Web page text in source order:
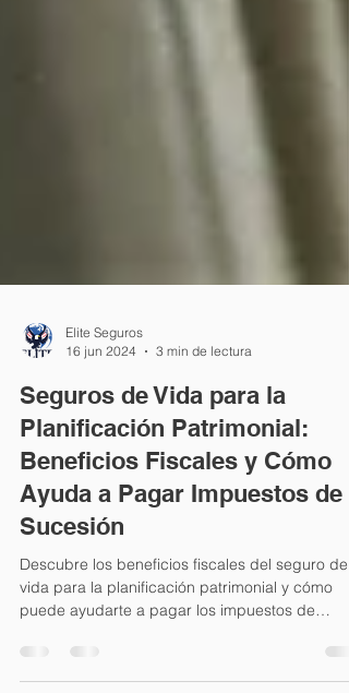
16 jun 2024
3 min de lectura
Seguros de Vida para la
Planificación Patrimonial:
Beneficios Fiscales y Cómo
Ayuda a Pagar Impuestos de
Sucesión
Descubre los beneficios fiscales del seguro de
puede ayudarte a pagar los impuestos de
sucesió